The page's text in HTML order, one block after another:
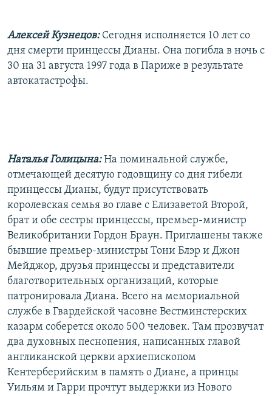
ПОДПИШИТЕСЬ НА РАССЫЛКУ
СОЦИАЛЬНЫЕ СЕТИ
Алексей Кузнецов: Сегодня исполняется 10 лет со
дня смерти принцессы Дианы. Она погибла в ночь с
30 на 31 августа 1997 года в Париже в результате
автокатастрофы.
Наталья Голицына:На поминальной службе,
отмечающей десятую годовщину со дня гибели
принцессы Дианы, будут присутствовать
королевская семья во главе с Елизаветой Второй,
брат и обе сестры принцессы, премьер-министр
Великобритании Гордон Браун. Приглашены также
бывшие премьер-министры Тони Блэр и Джон
Мейджор, друзья принцессы и представители
благотворительных организаций, которые
патронировала Диана. Всего на мемориальной
службе в Гвардейской часовне Вестминстерских
казарм соберется около 500 человек. Там прозвучат
два духовных песнопения, написанных главой
англиканской церкви архиепископом
Кентерберийским в память о Диане, а принцы
Уильям и Гарри прочтут выдержки из Нового